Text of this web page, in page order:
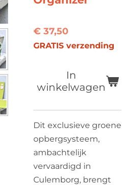
€ 37,50
GRATIS verzending
In
winkelwagen
Dit exclusieve groene
opbergsysteem,
ambachtelijk
vervaardigd in
Culemborg, brengt